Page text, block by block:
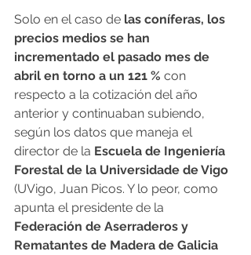
Solo en el caso de las coníferas, los
precios medios se han
incrementado el pasado mes de
abril en torno a un 121 % con
respecto a la cotización del año
anterior y continuaban subiendo,
según los datos que maneja el
director de la Escuela de Ingeniería
Forestal de la Universidade de Vigo
(UVigo, Juan Picos. Y lo peor, como
apunta el presidente de la
Federación de Aserraderos y
Rematantes de Madera de Galicia